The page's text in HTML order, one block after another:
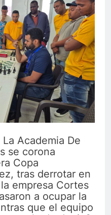
Academia De
se corona
Copa
tras derrotar en
empresa Cortes
a ocupar la
que el equipo